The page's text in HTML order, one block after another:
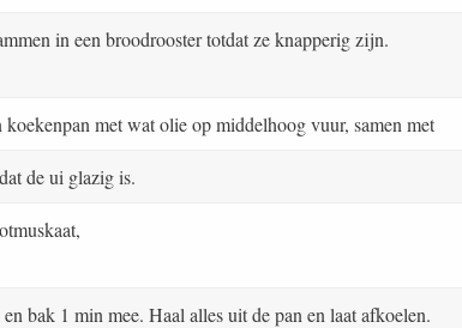
in een broodrooster totdat ze knapperig zijn.
met wat olie op middelhoog vuur, samen met
de ui glazig is.
en bak 1 min mee. Haal alles uit de pan en laat afkoelen.